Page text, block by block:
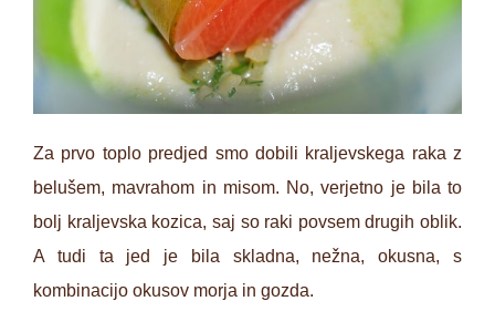
Za prvo toplo predjed smo dobili kraljevskega raka z
belušem, mavrahom in misom. No, verjetno je bila to
bolj kraljevska kozica, saj so raki povsem drugih oblik.
A tudi ta jed je bila skladna, nežna, okusna, s
kombinacijo okusov morja in gozda.